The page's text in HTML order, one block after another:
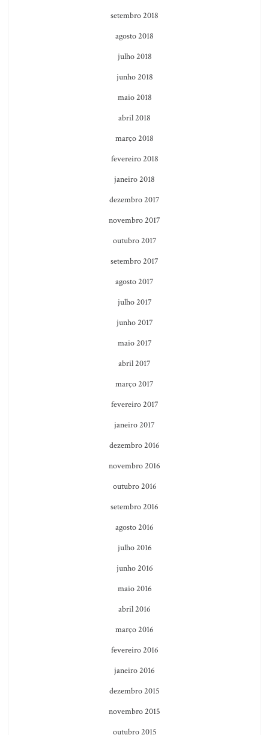
setembro 2018
agosto 2018
julho 2018
junho 2018
maio 2018
abril 2018
março 2018
fevereiro 2018
janeiro 2018
dezembro 2017
novembro 2017
outubro 2017
setembro 2017
agosto 2017
julho 2017
junho 2017
maio 2017
abril 2017
março 2017
fevereiro 2017
janeiro 2017
dezembro 2016
novembro 2016
outubro 2016
setembro 2016
agosto 2016
julho 2016
junho 2016
maio 2016
abril 2016
março 2016
fevereiro 2016
janeiro 2016
dezembro 2015
novembro 2015
outubro 2015